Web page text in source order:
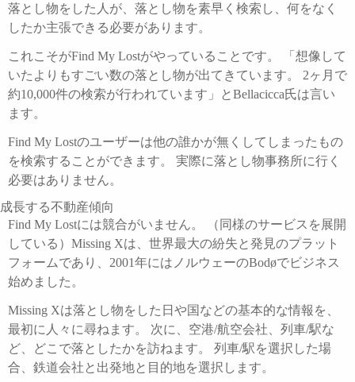
落とし物をした人が、落とし物を素早く検索し、何をなく
したか主張できる必要があります。
これこそがFind My Lostがやっていることです。 「想像して
いたよりもすごい数の落とし物が出てきています。 2ヶ月で
約10,000件の検索が行われています」とBellacicca氏は言い
ます。
Find My Lostのユーザーは他の誰かが無くしてしまったもの
を検索することができます。 実際に落とし物事務所に行く
必要はありません。
成長する不動産傾向
Find My Lostには競合がいません。 （同様のサービスを展開
している）Missing Xは、世界最大の紛失と発見のプラット
フォームであり、2001年にはノルウェーのBodøでビジネス
始めました。
Missing Xは落とし物をした日や国などの基本的な情報を、
最初に人々に尋ねます。 次に、空港/航空会社、列車/駅な
ど、どこで落としたかを訪ねます。 列車/駅を選択した場
合、鉄道会社と出発地と目的地を選択します。